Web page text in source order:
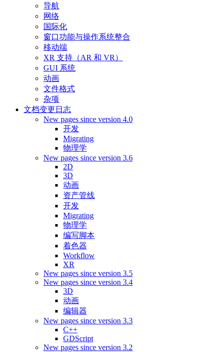
导航
网络
国际化
窗口功能与操作系统整合
移动端
XR 支持（AR 和 VR）
GUI 系统
动画
文件格式
杂项
文档变更日志
New pages since version 4.0
开发
Migrating
物理学
New pages since version 3.6
2D
3D
动画
资产管线
开发
Migrating
物理学
编写脚本
着色器
Workflow
XR
New pages since version 3.5
New pages since version 3.4
3D
动画
编辑器
New pages since version 3.3
C++
GDScript
New pages since version 3.2